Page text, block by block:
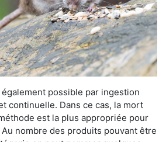
possible par ingestion
continuelle. Dans ce cas, la mort
est la plus appropriée pour
nombre des produits pouvant être